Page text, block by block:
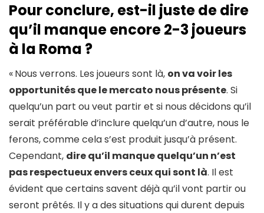
Pour conclure, est-il juste de dire
qu’il manque encore 2-3 joueurs
à la Roma ?
«Nous verrons. Les joueurs sont là, on va voir les
opportunités que le mercato nous présente. Si
quelqu’un part ou veut partir et si nous décidons qu’il
serait préférable d’inclure quelqu’un d’autre, nous le
ferons, comme cela s’est produit jusqu’à présent.
Cependant, dire qu’il manque quelqu’un n’est
pas respectueux envers ceux qui sont là. Il est
évident que certains savent déjà qu’il vont partir ou
seront prêtés. Il y a des situations qui durent depuis